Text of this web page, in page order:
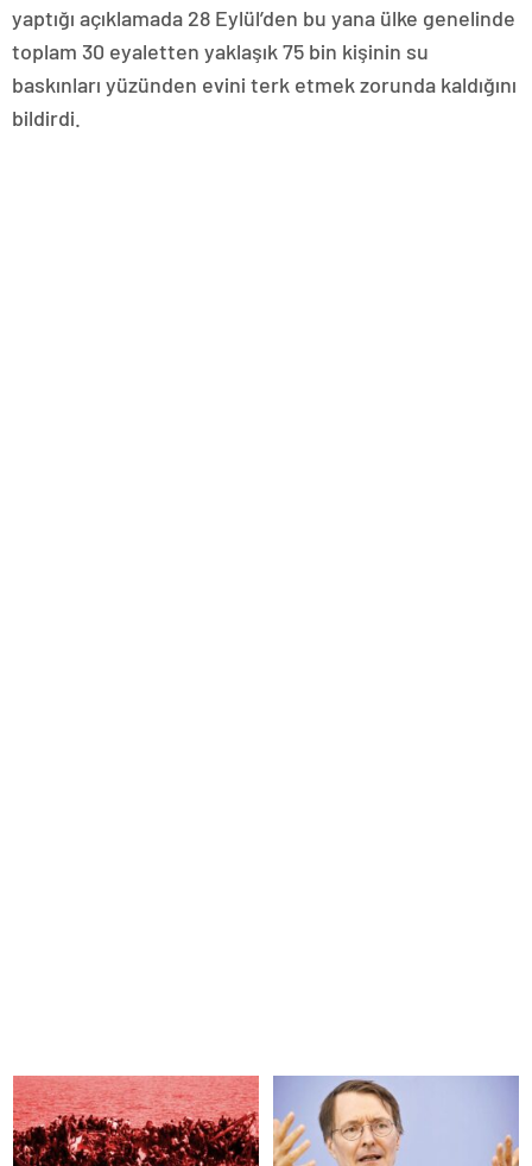
yaptığı açıklamada 28 Eylül’den bu yana ülke genelinde
toplam 30 eyaletten yaklaşık 75 bin kişinin su
baskınları yüzünden evini terk etmek zorunda kaldığını
bildirdi.